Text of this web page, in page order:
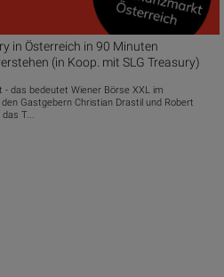
in Österreich in 90 Minuten
(in Koop. mit SLG Treasury)
das bedeutet Wiener Börse XXL im
Gastgebern Christian Drastil und Robert
T...